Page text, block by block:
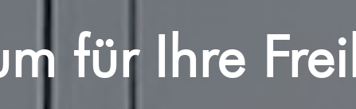
für Ihre